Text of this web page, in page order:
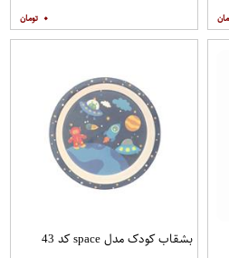
۰
بشقاب کودک مدل space کد 43